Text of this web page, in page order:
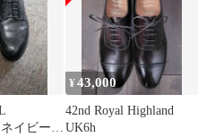
イビーコ
¥43,000
42nd Royal Highland
UK6h